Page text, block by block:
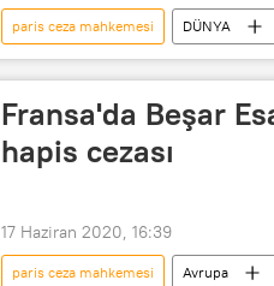
paris ceza mahkemesi DÜNYA
Rusya
Moskova
Fransa'da Beşar
hapis cezası
17 Haziran 2020, 16:39
paris ceza mahkemesi Avrupa